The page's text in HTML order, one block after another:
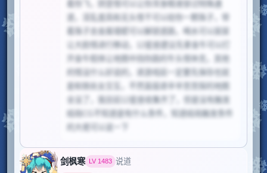
道，淫乱度高和无头怪干可以给你一颗珠子，带
着珠子去金属墙壁可以解锁道路，喝水可以尿尿
让大脸怪进行移动，12星座建议先拿金牛可以打
是和铁处女交互，不然直接退辛辛苦苦探的地图
全没了，我目前12星座收集齐了，但是没有触发
结局CG不知道是有什么条件，知道结局触发条件
剑枫寒 LV 1483 说道